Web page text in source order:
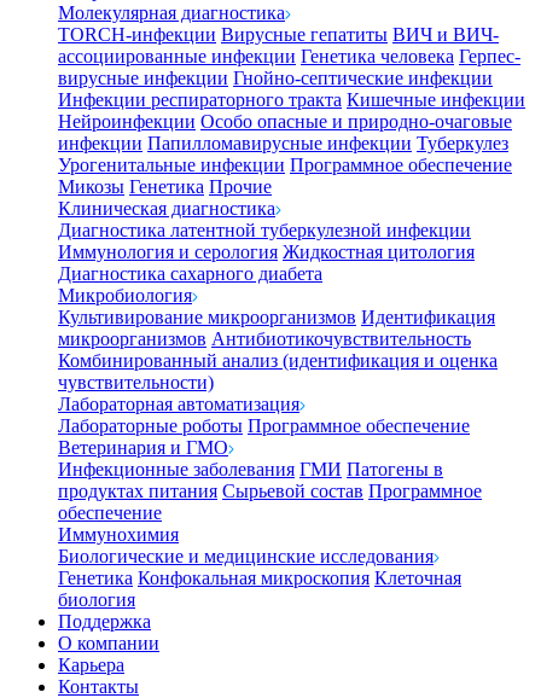
Молекулярная диагностика
TORCH-инфекции Вирусные гепатиты ВИЧ и ВИЧ-
ассоциированные инфекции Генетика человека Герпес-
вирусные инфекции Гнойно-септические инфекции
Инфекции респираторного тракта Кишечные инфекции
Нейроинфекции Особо опасные и природно-очаговые
инфекции Папилломавирусные инфекции Туберкулез
Урогенитальные инфекции Программное обеспечение
Микозы Генетика Прочие
Клиническая диагностика
Диагностика латентной туберкулезной инфекции
Иммунология и серология Жидкостная цитология
Диагностика сахарного диабета
Микробиология
Культивирование микроорганизмов Идентификация
микроорганизмов Антибиотикочувствительность
Комбинированный анализ (идентификация и оценка
чувствительности)
Лабораторная автоматизация
Лабораторные роботы Программное обеспечение
Ветеринария и ГМО
Инфекционные заболевания ГМИ Патогены в
продуктах питания Сырьевой состав Программное
обеспечение
Иммунохимия
Биологические и медицинские исследования
Генетика Конфокальная микроскопия Клеточная
биология
Поддержка
О компании
Карьера
Контакты